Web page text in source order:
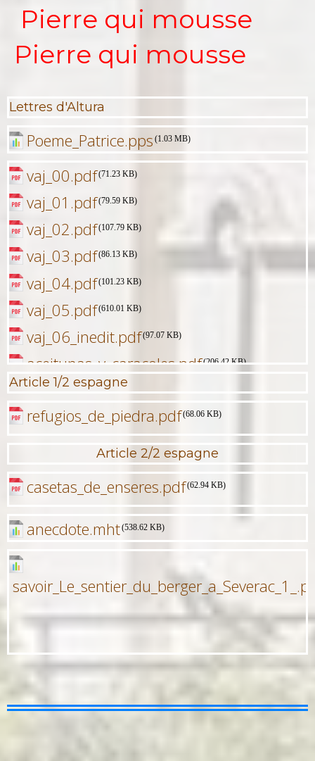
Pierre qui mousse
Pierre qui mousse
Lettres d'Altura
Poeme_Patrice.pps (1.03 MB)
vaj_00.pdf(71.23 KB)
vaj_01.pdf(79.59 KB)
vaj_02.pdf(107.79 KB)
vaj_03.pdf(86.13 KB)
vaj_04.pdf(101.23 KB)
vaj_05.pdf(610.01 KB)
vaj_06_inedit.pdf(97.07 KB)
aceitunas_y_caracoles.pdf(206.42 KB)
Article 1/2 espagne
refugios_de_piedra.pdf(68.06 KB)
Article 2/2 espagne
casetas_de_enseres.pdf(62.94 KB)
anecdote.mht(538.62 KB)